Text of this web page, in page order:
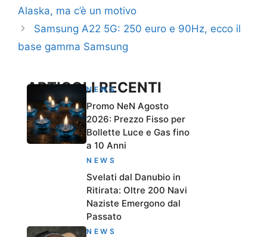
Alaska, ma c’è un motivo
Samsung A22 5G: 250 euro e 90Hz, ecco il
base gamma Samsung
ARTICOLI RECENTI
NEWS
Promo NeN Agosto
2026: Prezzo Fisso per
Bollette Luce e Gas fino
a 10 Anni
NEWS
Svelati dal Danubio in
Ritirata: Oltre 200 Navi
Naziste Emergono dal
Passato
NEWS